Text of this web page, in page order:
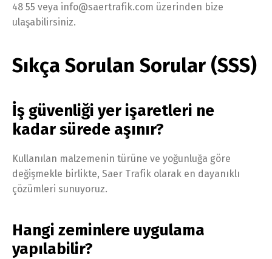
48 55 veya info@saertrafik.com üzerinden bize
ulaşabilirsiniz.
Sıkça Sorulan Sorular (SSS)
İş güvenliği yer işaretleri ne
kadar sürede aşınır?
Kullanılan malzemenin türüne ve yoğunluğa göre
değişmekle birlikte, Saer Trafik olarak en dayanıklı
çözümleri sunuyoruz.
Hangi zeminlere uygulama
yapılabilir?